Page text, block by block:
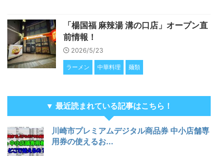
「楊国福 麻辣湯 溝の口店」オープン直
前情報！
2026/5/23
ラーメン 中華料理 麺類
▼ 最近読まれている記事はこちら！
川崎市プレミアムデジタル商品券 中小店舗専
用券の使えるお...